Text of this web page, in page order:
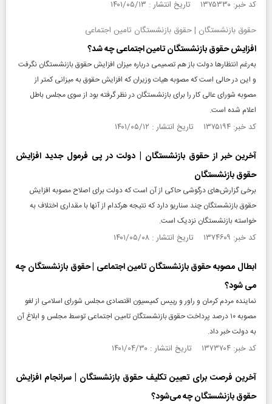
کد خبر: ۱۳۷۵۳۳۰ تاریخ انتشار : ۱۴۰۱/۰۵/۱۳
حقوق بازنشستگان | حقوق بازنشستگان تامین اجتماعی
افزایش حقوق بازنشستگان تامین اجتماعی چه شد؟
به‌رغم انتظارها دولت باز هم تصمیمی درباره میزان افزایش حقوق بازنشستگان نگرفت
و این در حالی است که مصوبه هیات وزیران که افزایش حقوق به میزانی کمتر از
مصوبه شورای عالی کار را برای بازنشستگان در نظر گرفته بود از سوی مجلس باطل
اعلام شده است.
کد خبر: ۱۳۷۵۱۹۴ تاریخ انتشار : ۱۴۰۱/۰۵/۱۲
آخرین خبر از حقوق بازنشستگان | دولت در پی فرمول جدید افزایش
حقوق بازنشستگان
برخی گزارش‌های درگوشی حاکی از آن است که دولت برای اصلاح مصوبه افزایش
حقوق بازنشستگان چند سناریو دارد که نتیجه هرکدام از آنها با مقداری اختلاف به
خواسته بازنشستگان نزدیک است.
کد خبر: ۱۳۷۴۶۰۹ تاریخ انتشار : ۱۴۰۱/۰۵/۰۸
ابطال مصوبه حقوق بازنشستگان تامین اجتماعی | حقوق بازنشستگان چه
می شود؟
نماینده مردم کرمان و راور و رییس کمیسیون اقتصادی مجلس شورای اسلامی از لغو
مصوبه ۱۰ درصد پرداخت حقوق بازنشستگان تامین اجتماعی توسط مجلس و ابلاغ آن
به دولت خبر داد.
کد خبر: ۱۳۷۳۷۰۴ تاریخ انتشار : ۱۴۰۱/۰۴/۳۰
آخرین فرصت برای تعیین تکلیف حقوق بازنشستگان | سرانجام افزایش
حقوق بازنشستگان چه می‌شود؟